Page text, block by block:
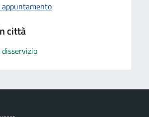
appuntamento
città